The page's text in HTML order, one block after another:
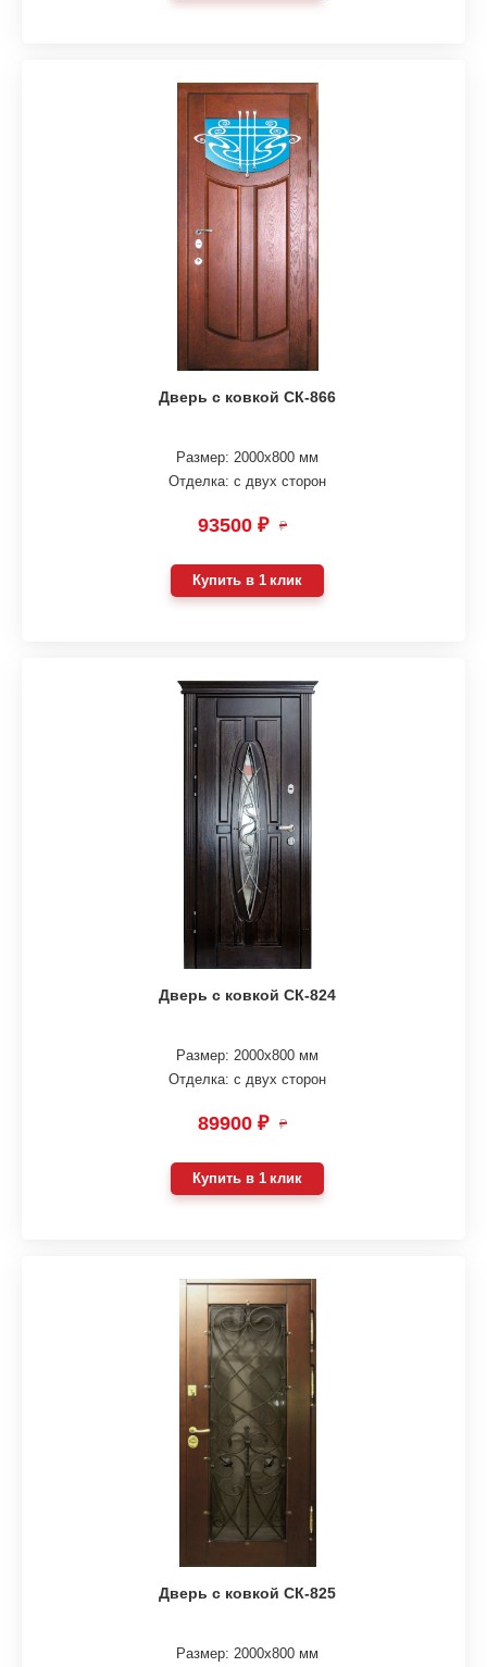
Дверь с ковкой СК-866
Размер: 2000х800 мм
Отделка: с двух сторон
93500 ₽ ₽
Купить в 1 клик
Дверь с ковкой СК-824
Размер: 2000х800 мм
Отделка: с двух сторон
89900 ₽ ₽
Купить в 1 клик
Дверь с ковкой СК-825
Размер: 2000х800 мм